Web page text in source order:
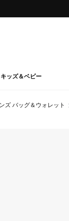
キッズ＆ベビー
ズ バッグ＆ウォレット